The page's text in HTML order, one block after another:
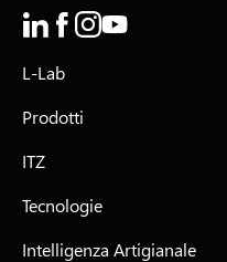
L-Lab
Prodotti
ITZ
Tecnologie
Intelligenza Artigianale